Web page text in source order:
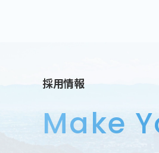
採用情報
Make